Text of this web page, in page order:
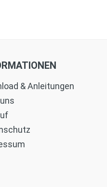
& Anleitungen